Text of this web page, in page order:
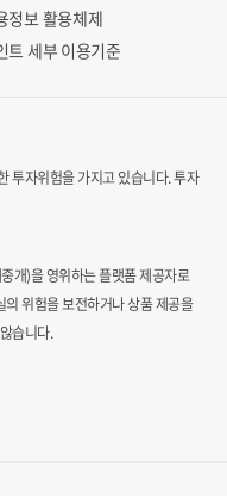
정보 활용체제
트 세부 이용기준
투자위험을 가지고 있습니다.투자
개)을 영위하는 플랫폼 제공자로
위험을 보전하거나 상품 제공을
습니다.